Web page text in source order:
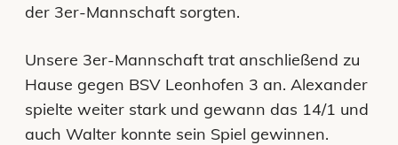
der 3er-Mannschaft sorgten.
Unsere 3er-Mannschaft trat anschließend zu
Hause gegen BSV Leonhofen 3 an. Alexander
spielte weiter stark und gewann das 14/1 und
auch Walter konnte sein Spiel gewinnen.